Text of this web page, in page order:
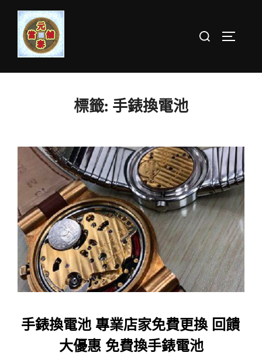
Skip
content
Search
標籤: 手錶換電池
手錶換電池 專業店家免費更換 回饋
大優惠 免費換手錶電池